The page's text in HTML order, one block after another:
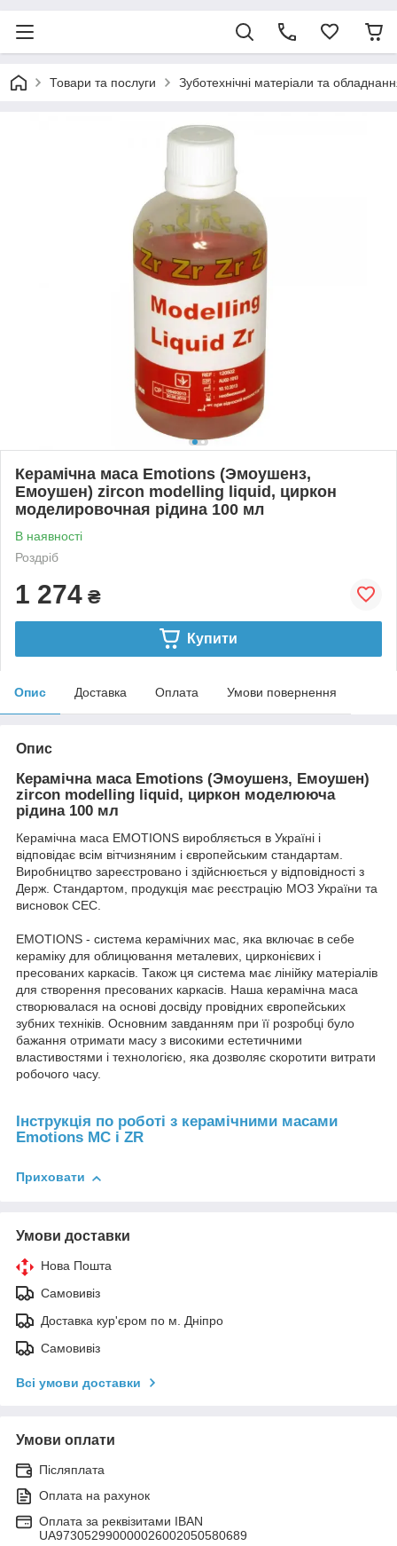
Товари та послуги Зуботехнічні матеріали та
Керамічна маса Emotions (Эмоушенз,
Емоушен) zircon modelling liquid, циркон
моделировочная рідина 100 мл
В наявності
Роздріб
1 274 ₴
Купити
Опис Доставка Оплата Умови повернення
Опис
Керамічна маса Emotions (Эмоушенз, Емоушен)
zircon modelling liquid, циркон моделююча
рідина 100 мл
Керамічна маса EMOTIONS виробляється в Україні і
відповідає всім вітчизняним і європейським стандартам.
Виробництво зареєстровано і здійснюється у відповідності з
Держ. Стандартом, продукція має реєстрацію МОЗ України та
висновок СЕС.
EMOTIONS - система керамічних мас, яка включає в себе
кераміку для облицювання металевих, цирконієвих і
пресованих каркасів. Також ця система має лінійку матеріалів
для створення пресованих каркасів. Наша керамічна маса
створювалася на основі досвіду провідних європейських
зубних техніків. Основним завданням при її розробці було
бажання отримати масу з високими естетичними
властивостями і технологією, яка дозволяє скоротити витрати
робочого часу.
Інструкція по роботі з керамічними масами
Emotions MC і ZR
Приховати
Умови доставки
Нова Пошта
Самовивіз
Доставка кур'єром по м. Дніпро
Самовивіз
Всі умови доставки
Умови оплати
Післяплата
Оплата на рахунок
Оплата за реквізитами IBAN
UA973052990000026002050580689